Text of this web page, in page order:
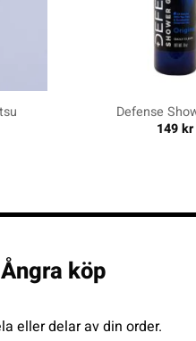
Defense
149kr
Ångra köp
eller delar av din order.